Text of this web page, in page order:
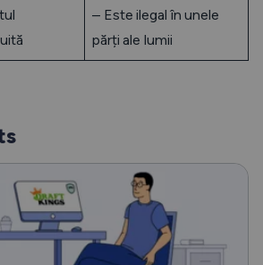
– Este ilegal în unele
părți ale lumii